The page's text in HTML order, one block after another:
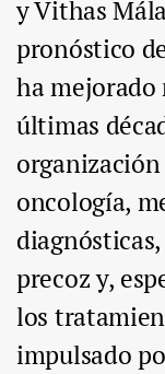
y Vithas
pronóstico
ha
últimas
oncología,
precoz y,
los
impulsado